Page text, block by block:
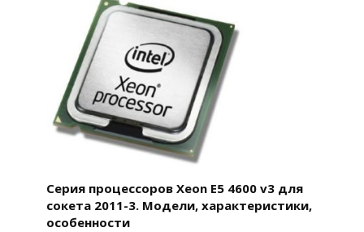
Серия процессоров Xeon E5 4600 v3 для
сокета 2011-3. Модели, характеристики,
особенности